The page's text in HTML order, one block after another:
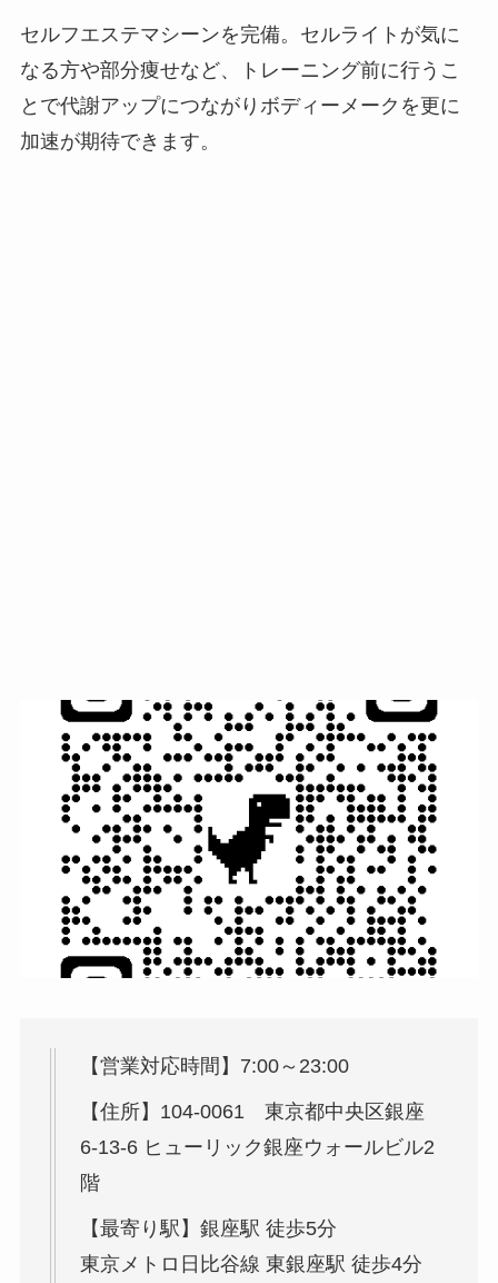
セルフエステマシーンを完備。セルライトが気に
なる方や部分痩せなど、トレーニング前に行うこ
とで代謝アップにつながりボディーメークを更に
加速が期待できます。
【営業対応時間】7:00～23:00
【住所】104-0061 東京都中央区銀座
6-13-6 ヒューリック銀座ウォールビル2
階
【最寄り駅】銀座駅 徒歩5分
東京メトロ日比谷線 東銀座駅 徒歩4分